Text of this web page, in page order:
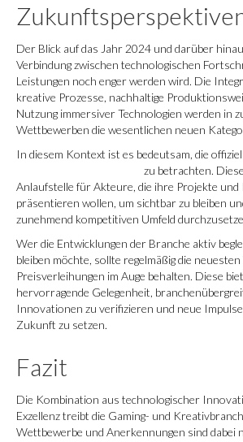
Der Blick auf das Jahr 2024 und darüber
Verbindung zwischen technologischen
Leistungen noch enger werden wird. Die
kreative Prozesse, nachhaltige
Nutzung immersiver Technologien werden in
Wettbewerben die wesentlichen neuen
In diesem Kontext ist es bedeutsam, die
zu betrachten.
Anlaufstelle für Akteure, die ihre Projekte
präsentieren wollen, um sichtbar zu bleiben
zunehmend kompetitiven Umfeld
Wer die Entwicklungen der Branche aktiv
bleiben möchte, sollte regelmäßig die
Preisverleihungen im Auge behalten. Diese
hervorragende Gelegenheit,
Innovationen zu verifizieren und neue
Zukunft zu setzen.
Fazit
Die Kombination aus technologischer
Exzellenz treibt die Gaming- und
Wettbewerbe und Anerkennungen sind dabei